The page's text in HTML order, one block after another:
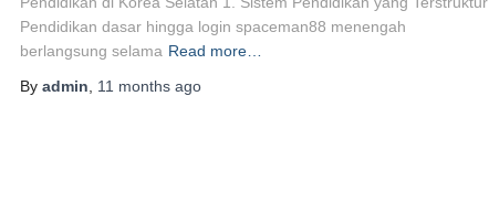
Pendidikan dasar hingga login spaceman88 menengah
berlangsung selama Read more…
By admin 11 months ago